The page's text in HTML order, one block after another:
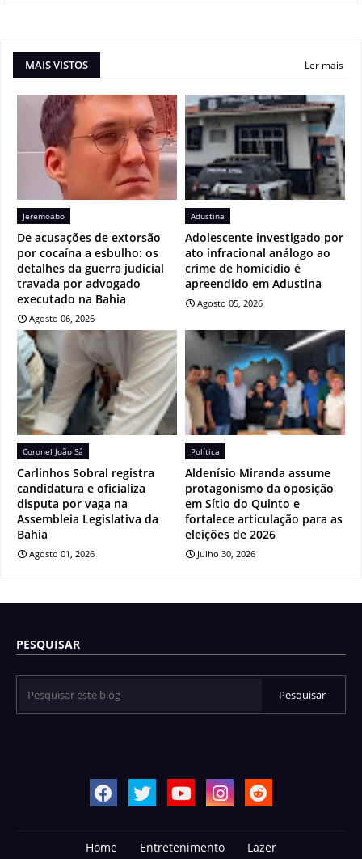
MAIS VISTOS Ler mais
Jeremoabo
De acusações de extorsão
por cocaína a esbulho: os
detalhes da guerra judicial
travada por advogado
executado na Bahia
Agosto 06, 2026
Adustina
Adolescente investigado por
ato infracional análogo ao
crime de homicídio é
apreendido em Adustina
Agosto 05, 2026
Coronel João Sá
Carlinhos Sobral registra
candidatura e oficializa
disputa por vaga na
Assembleia Legislativa da
Bahia
Agosto 01, 2026
Política
Aldenísio Miranda assume
protagonismo da oposição
em Sítio do Quinto e
fortalece articulação para as
eleições de 2026
Julho 30, 2026
PESQUISAR
Home Entretenimento
Lazer